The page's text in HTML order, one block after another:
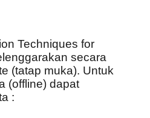
Techniques for
secara
(tatap muka). Untuk
(offline) dapat
: